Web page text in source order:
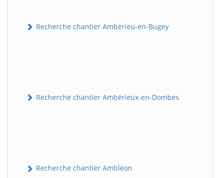
Recherche chantier Ambérieu-en-Bugey
Recherche chantier Ambérieux-en-Dombes
Recherche chantier Ambléon